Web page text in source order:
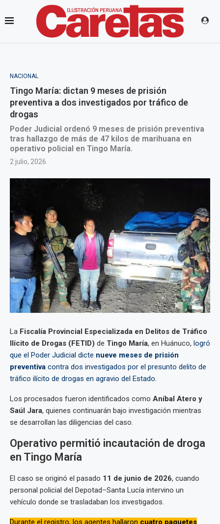
NACIONAL
Tingo María: dictan 9 meses de prisión
preventiva a dos investigados por tráfico de
drogas
Poder Judicial ordenó 9 meses de prisión preventiva
tras hallazgo de más de 47 kilos de marihuana en
operativo policial en Tingo María.
2 julio, 2026
La Fiscalía Provincial Especializada en Delitos de Tráfico
Ilícito de Drogas (FETID) de Tingo María, en Huánuco, logró
que el Poder Judicial dicte nueve meses de prisión
preventiva contra dos investigados por el presunto delito de
tráfico ilícito de drogas en agravio del Estado.
Los procesados fueron identificados como Aníbal Atero y
Saúl Jara, quienes continuarán bajo investigación mientras
se desarrollan las diligencias del caso.
Operativo permitió incautación de droga
en Tingo María
El caso se originó el pasado 11 de junio de 2026, cuando
personal policial del Depotad–Santa Lucía intervino un
vehículo donde se trasladaban los investigados.
Durante el registro, los agentes hallaron cuatro paquetes